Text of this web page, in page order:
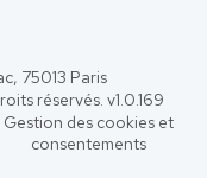
75013 Paris
réservés. v1.0.169
Gestion des cookies et
consentements